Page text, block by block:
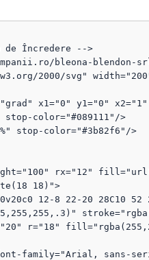
de Încredere -->
bleona-blendon-srl-
2000/svg"